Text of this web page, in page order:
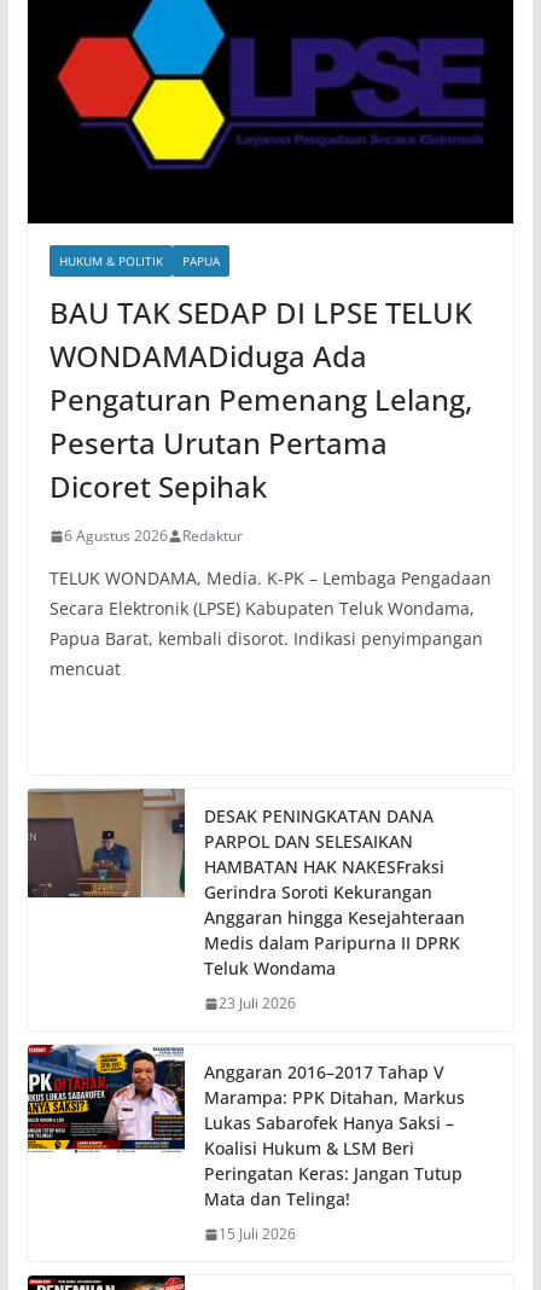
HUKUM & POLITIK PAPUA
BAU TAK SEDAP DI LPSE TELUK
WONDAMADiduga Ada
Pengaturan Pemenang Lelang,
Peserta Urutan Pertama
Dicoret Sepihak
6 Agustus 2026 Redaktur
TELUK WONDAMA, Media. K-PK – Lembaga Pengadaan
Secara Elektronik (LPSE) Kabupaten Teluk Wondama,
Papua Barat, kembali disorot. Indikasi penyimpangan
mencuat
DESAK PENINGKATAN DANA
PARPOL DAN SELESAIKAN
HAMBATAN HAK NAKESFraksi
Gerindra Soroti Kekurangan
Anggaran hingga Kesejahteraan
Medis dalam Paripurna II DPRK
Teluk Wondama
23 Juli 2026
Anggaran 2016–2017 Tahap V
Marampa: PPK Ditahan, Markus
Lukas Sabarofek Hanya Saksi –
Koalisi Hukum & LSM Beri
Peringatan Keras: Jangan Tutup
Mata dan Telinga!
15 Juli 2026